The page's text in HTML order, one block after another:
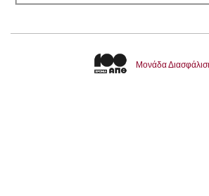
Μονάδα